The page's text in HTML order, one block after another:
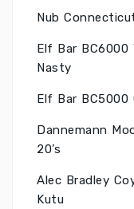
Nub
Elf Bar BC6000
Nasty
Elf Bar BC5000
Dannemann
20’s
Alec Bradley
Kutu